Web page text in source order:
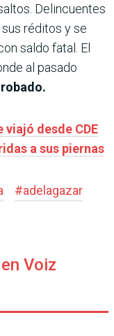
Delincuentes
réditos y se
saldo fatal. El
al pasado
viajó desde CDE
a sus piernas
#adelagazar
Voiz